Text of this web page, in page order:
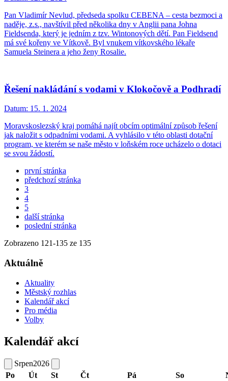
Pan Vladimír Nevlud, předseda spolku CEBENA – cesta bezmoci a
naděje, z.s., navštívil před několika dny v Anglii pana Johna
Fieldsenda, který je jedním z tzv. Wintonových dětí. Pan Fieldsend
má své kořeny ve Vítkově. Byl vnukem vítkovského lékaře
Samuela Steinera a jeho ženy Rosalie.
Řešení nakládání s vodami v Klokočově a Podhradí
Datum: 15. 1. 2024
Moravskoslezský kraj pomáhá najít obcím optimální způsob řešení
jak naložit s odpadními vodami. A vyhlásilo v této oblasti dotační
program, ve kterém se naše město v loňském roce ucházelo o dotaci
se svou žádostí.
první stránka
předchozí stránka
3
4
5
další stránka
poslední stránka
Zobrazeno 121-135 ze 135
Aktuálně
Aktuality
Městský rozhlas
Kalendář akcí
Pro média
Volby
Kalendář akcí
Srpen2026
Po
Út St Čt Pá So